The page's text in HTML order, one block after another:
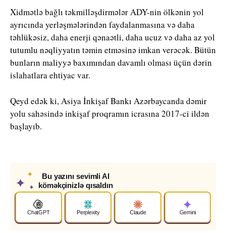
Xidmətlə bağlı təkmilləşdirmələr ADY-nin ölkənin yol
ayrıcında yerləşmələrindən faydalanmasına və daha
təhlükəsiz, daha enerji qənaətli, daha ucuz və daha az yol
tutumlu nəqliyyatın təmin etməsinə imkan verəcək. Bütün
bunların maliyyə baxımından davamlı olması üçün dərin
islahatlara ehtiyac var.
Qeyd edək ki, Asiya İnkişaf Bankı Azərbaycanda dəmir
yolu sahəsində inkişaf proqramın icrasına 2017-ci ildən
başlayıb.
✦
✦
✦
Bu yazını sevimli AI
köməkçinizlə qısaldın
ChatGPT Perplexity Claude Gemini